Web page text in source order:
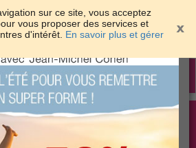
sur ce site, vous acceptez
vous proposer des services et
d'intérêt. En savoir plus et gérer
pour maigrir et être bien
dans sa peau
×